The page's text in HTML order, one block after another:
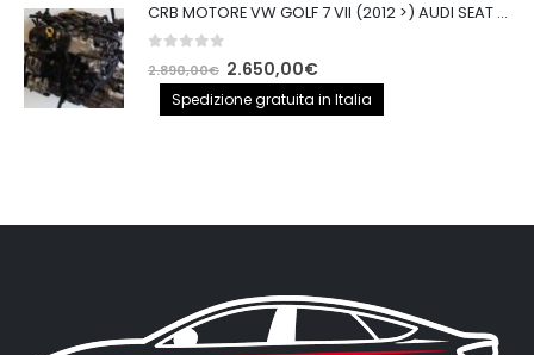
CRB MOTORE VW GOLF 7 VII (2012 >) AUDI SEAT 2.0TDI 150CV CRB IMPIANTO BOSCH
out of 5
2.890,00€ Il
prezzo
originale
2.650,00€Il
prezzo
attuale
Spedizione gratuita in Italia